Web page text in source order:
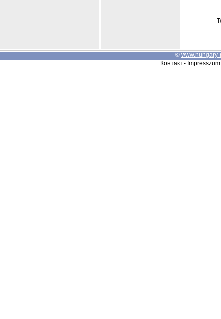
© www.hungary-
Контакт - Impresszum